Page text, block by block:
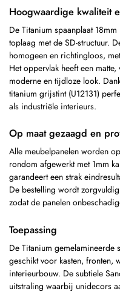
Hoogwaardige kwaliteit
De Titanium spaanplaat
toplaag met de SD-structuur.
homogeen en richtingloos,
Het oppervlak heeft een
moderne en tijdloze look.
titanium grijstint (U12131)
als industriële interieurs.
Op maat gezaagd en
Alle meubelpanelen worden
rondom afgewerkt met 1mm
garandeert een strak
De bestelling wordt
zodat de panelen
Toepassing
De Titanium gemelamineerde
geschikt voor kasten, fronten,
interieurbouw. De subtiele
uitstraling waarbij unidecors